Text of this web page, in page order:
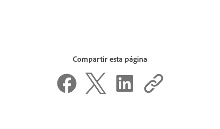
Compartir esta página